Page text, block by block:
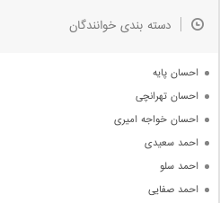
جدیدترین ها
دسته بندی خوانندگان
احسان پایه
احسان تهرانچی
احسان خواجه امیری
احمد سعیدی
احمد سلو
احمد صفایی